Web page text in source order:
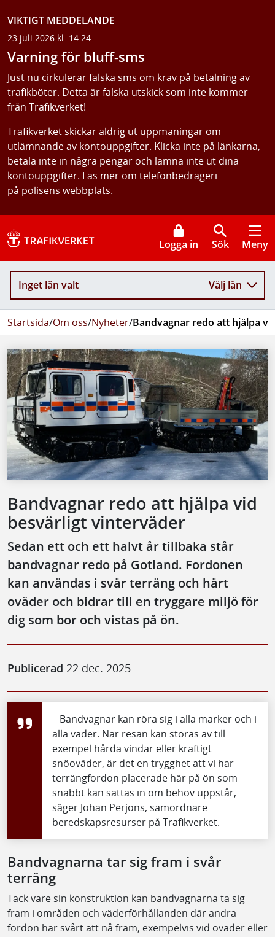
VIKTIGT MEDDELANDE
23 juli 2026 kl. 14:24
Varning för bluff-sms
Just nu cirkulerar falska sms om krav på betalning av
trafikböter. Detta är falska utskick som inte kommer
från Trafikverket!
Trafikverket skickar aldrig ut uppmaningar om
utlämnande av kontouppgifter. Klicka inte på länkarna,
betala inte in några pengar och lämna inte ut dina
kontouppgifter. Läs mer om telefonbedrägeri
på polisens webbplats.
Logga in Sök Meny
Inget län valt Välj län
Startsida/Om oss/Nyheter/Bandvagnar redo att hjälpa
Bandvagnar redo att hjälpa vid
besvärligt vinterväder
Sedan ett och ett halvt år tillbaka står
bandvagnar redo på Gotland. Fordonen
kan användas i svår terräng och hårt
oväder och bidrar till en tryggare miljö för
dig som bor och vistas på ön.
Publicerad 22 dec. 2025
– Bandvagnar kan röra sig i alla marker och i
alla väder. När resan kan störas av till
exempel hårda vindar eller kraftigt
snöoväder, är det en trygghet att vi har
terrängfordon placerade här på ön som
snabbt kan sättas in om behov uppstår,
säger Johan Perjons, samordnare
beredskapsresurser på Trafikverket.
Bandvagnarna tar sig fram i svår
terräng
Tack vare sin konstruktion kan bandvagnarna ta sig
fram i områden och väderförhållanden där andra
fordon har svårt att nå fram, exempelvis vid oväder eller